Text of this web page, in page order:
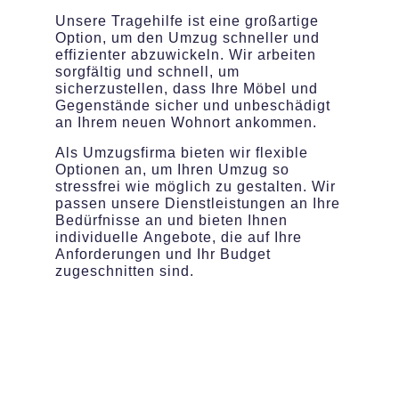
Unsere Tragehilfe ist eine großartige
Option, um den Umzug schneller und
effizienter abzuwickeln. Wir arbeiten
sorgfältig und schnell, um
sicherzustellen, dass Ihre Möbel und
Gegenstände sicher und unbeschädigt
an Ihrem neuen Wohnort ankommen.
Als Umzugsfirma bieten wir flexible
Optionen an, um Ihren Umzug so
stressfrei wie möglich zu gestalten. Wir
passen unsere Dienstleistungen an Ihre
Bedürfnisse an und bieten Ihnen
individuelle Angebote, die auf Ihre
Anforderungen und Ihr Budget
zugeschnitten sind.